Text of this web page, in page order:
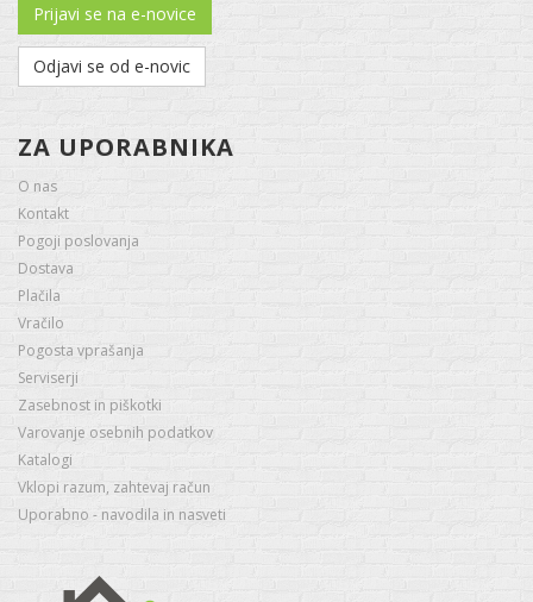
Prijavi se na e-novice
Odjavi se od e-novic
ZA UPORABNIKA
O nas
Kontakt
Pogoji poslovanja
Dostava
Plačila
Vračilo
Pogosta vprašanja
Serviserji
Zasebnost in piškotki
Varovanje osebnih podatkov
Katalogi
Vklopi razum, zahtevaj račun
Uporabno - navodila in nasveti